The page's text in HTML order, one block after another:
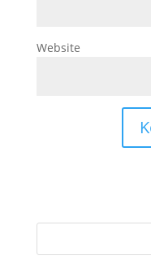
Website